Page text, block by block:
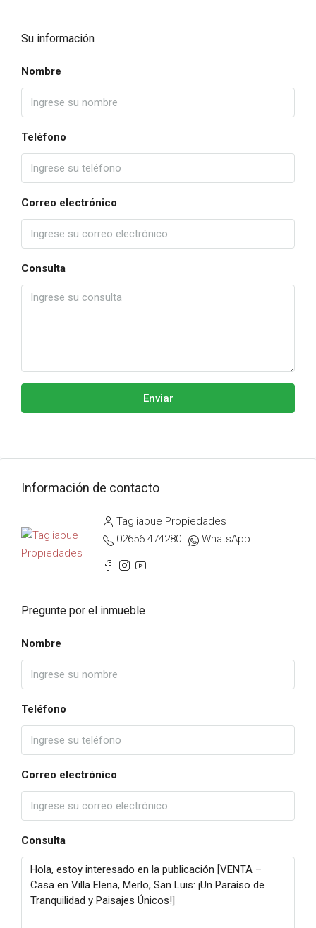
Su información
Nombre
Teléfono
Correo electrónico
Consulta
Enviar
Información de contacto
Tagliabue Propiedades
02656 474280
WhatsApp
Pregunte por el inmueble
Nombre
Teléfono
Correo electrónico
Consulta